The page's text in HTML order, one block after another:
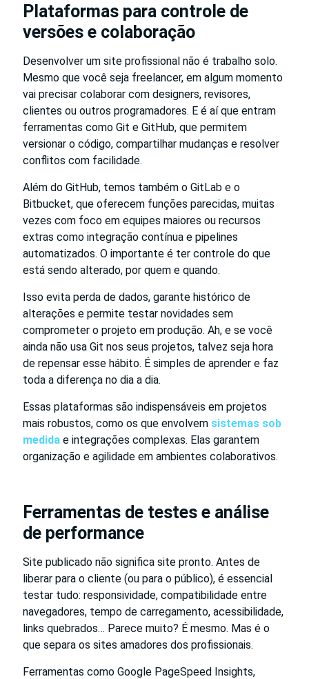
Plataformas para controle de
versões e colaboração
Desenvolver um site profissional não é trabalho solo.
Mesmo que você seja freelancer, em algum momento
vai precisar colaborar com designers, revisores,
clientes ou outros programadores. E é aí que entram
ferramentas como Git e GitHub, que permitem
versionar o código, compartilhar mudanças e resolver
conflitos com facilidade.
Além do GitHub, temos também o GitLab e o
Bitbucket, que oferecem funções parecidas, muitas
vezes com foco em equipes maiores ou recursos
extras como integração contínua e pipelines
automatizados. O importante é ter controle do que
está sendo alterado, por quem e quando.
Isso evita perda de dados, garante histórico de
alterações e permite testar novidades sem
comprometer o projeto em produção. Ah, e se você
ainda não usa Git nos seus projetos, talvez seja hora
de repensar esse hábito. É simples de aprender e faz
toda a diferença no dia a dia.
Essas plataformas são indispensáveis em projetos
mais robustos, como os que envolvem sistemas sob
medida e integrações complexas. Elas garantem
organização e agilidade em ambientes colaborativos.
Ferramentas de testes e análise
de performance
Site publicado não significa site pronto. Antes de
liberar para o cliente (ou para o público), é essencial
testar tudo: responsividade, compatibilidade entre
navegadores, tempo de carregamento, acessibilidade,
links quebrados… Parece muito? É mesmo. Mas é o
que separa os sites amadores dos profissionais.
Ferramentas como Google PageSpeed Insights,